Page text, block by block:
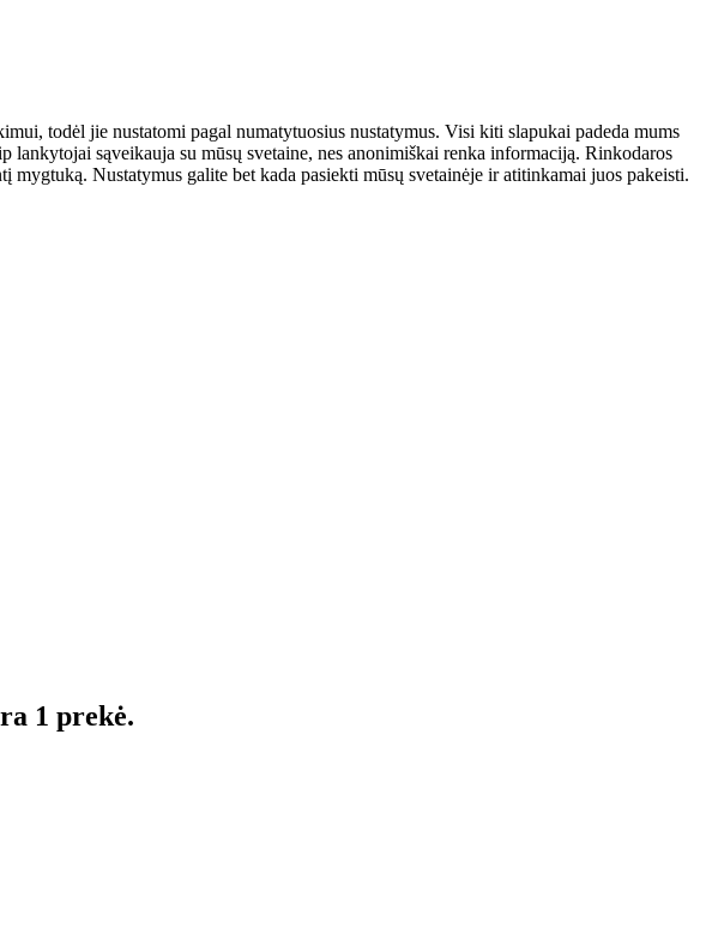
todėl jie nustatomi pagal numatytuosius nustatymus. Visi kiti slapukai padeda mums
sąveikauja su mūsų svetaine, nes anonimiškai renka informaciją. Rinkodaros
Nustatymus galite bet kada pasiekti mūsų svetainėje ir atitinkamai juos pakeisti.
1 prekė.